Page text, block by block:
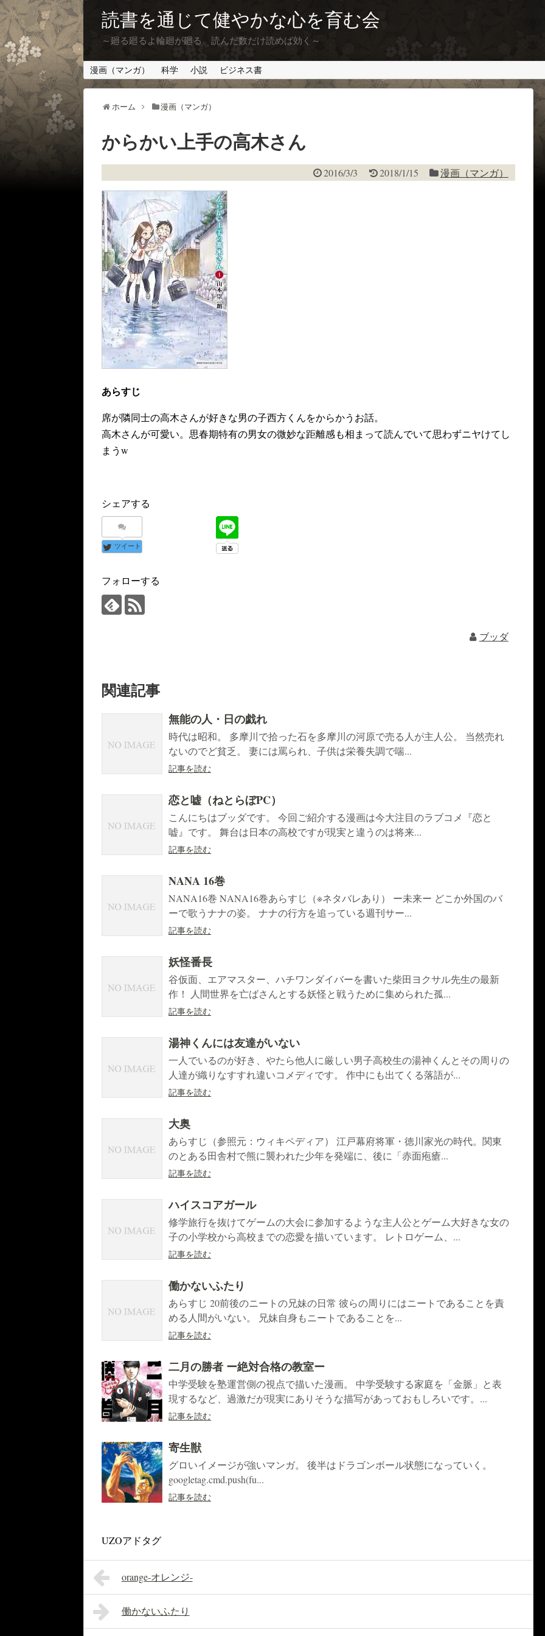
読書を通じて健やかな心を育む会
～廻る廻るよ輪廻が廻る 読んだ数だけ読めば効く～
漫画（マンガ） 科学 小説 ビジネス書
ホーム 漫画（マンガ）
からかい上手の高木さん
2016/3/3 2018/1/15 漫画（マンガ）
あらすじ
席が隣同士の高木さんが好きな男の子西方くんをからかうお話。
高木さんが可愛い。思春期特有の男女の微妙な距離感も相まって読んでいて思わずニヤけてし
まうw
シェアする
ツイート
フォローする
ブッダ
関連記事
無能の人・日の戯れ
時代は昭和。 多摩川で拾った石を多摩川の河原で売る人が主人公。 当然売れ
ないのでど貧乏。 妻には罵られ、子供は栄養失調で喘...
記事を読む
恋と嘘（ねとらぼPC）
こんにちはブッダです。 今回ご紹介する漫画は今大注目のラブコメ『恋と
嘘』です。 舞台は日本の高校ですが現実と違うのは将来...
記事を読む
NANA 16巻
NANA16巻 NANA16巻あらすじ（※ネタバレあり） ー未来ー どこか外国のバ
ーで歌うナナの姿。 ナナの行方を追っている週刊サー...
記事を読む
妖怪番長
谷仮面、エアマスター、ハチワンダイバーを書いた柴田ヨクサル先生の最新
作！ 人間世界を亡ばさんとする妖怪と戦うために集められた孤...
記事を読む
湯神くんには友達がいない
一人でいるのが好き、やたら他人に厳しい男子高校生の湯神くんとその周りの
人達が織りなすすれ違いコメディです。 作中にも出てくる落語が...
記事を読む
大奥
あらすじ（参照元：ウィキペディア） 江戸幕府将軍・徳川家光の時代。関東
のとある田舎村で熊に襲われた少年を発端に、後に「赤面疱瘡...
記事を読む
ハイスコアガール
修学旅行を抜けてゲームの大会に参加するような主人公とゲーム大好きな女の
子の小学校から高校までの恋愛を描いています。 レトロゲーム、...
記事を読む
働かないふたり
あらすじ 20前後のニートの兄妹の日常 彼らの周りにはニートであることを責
める人間がいない。 兄妹自身もニートであることを...
記事を読む
二月の勝者 ー絶対合格の教室ー
中学受験を塾運営側の視点で描いた漫画。 中学受験する家庭を「金脈」と表
現するなど、過激だが現実にありそうな描写があっておもしろいです。...
記事を読む
寄生獣
グロいイメージが強いマンガ。 後半はドラゴンボール状態になっていく。
googletag.cmd.push(fu...
記事を読む
UZOアドタグ
orange-オレンジ-
働かないふたり